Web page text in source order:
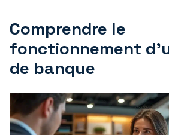
Comprendre le
fonctionnement
de banque